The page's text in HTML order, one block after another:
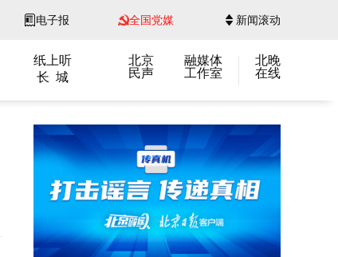
电子报 全国党媒 新闻滚动
纸上听
长 城
北京
民声
融媒体
工作室
北晚
在线